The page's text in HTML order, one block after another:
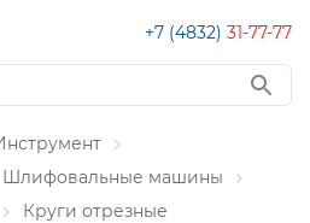
+7 (4832) 31-77-77
Шлифовальные машины
Круги отрезные